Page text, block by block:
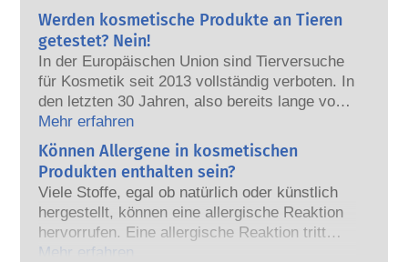
unserer Hormone nachzuahmen. Aber: Nur
weil etwas das Potenzial hat, ein Hormon zu
imitieren, heißt das nicht, dass es unser
Hormonsystem auch tatsächlich stören wird.
Viele Stoffe, auch natürliche, ahmen Hormone
nach, aber nur bei sehr wenigen – und dabei
handelt es sich zumeist um wirksame
Arzneimittel – wurde jemals eine Störung des
Hormonsystems nachgewiesen. Die strengen
Sicherheitsbewertungen der kosmetischen
Produkte durch qualifizierte wissenschaftliche
Experten, zu denen die Unternehmen
gesetzlich verpflichtet sind, decken alle
Werden kosmetische Produkte an Tieren
getestet? Nein!
In der Europäischen Union sind Tierversuche
für Kosmetik seit 2013 vollständig verboten. In
den letzten 30 Jahren, also bereits lange vor
dem Verbot, hat die Kosmetik- und
Körperpflegebranche viel in Forschung und
Entwicklung investiert, um Alternativen zu
Tierversuchen für die Bewertung der
Sicherheit von Kosmetik-Inhaltsstoffen und -
Produkten zu entwickeln.
Mehr erfahren
Können Allergene in kosmetischen
Produkten enthalten sein?
Viele Stoffe, egal ob natürlich oder künstlich
hergestellt, können eine allergische Reaktion
hervorrufen. Eine allergische Reaktion tritt
auf, wenn das Immunsystem einer Person auf
Mehr erfahren